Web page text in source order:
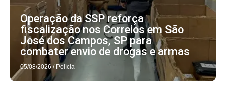
Operação da SSP reforça
fiscalização nos Correios em São
José dos Campos, SP para
combater envio de drogas e armas
05/08/2026 / Polícia